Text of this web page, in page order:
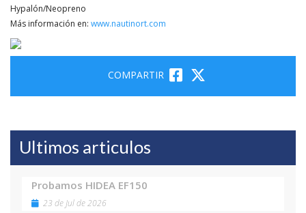
Hypalón/Neopreno
Más información en: www.nautinort.com
COMPARTIR
Ultimos articulos
Probamos HIDEA EF150
23 de Jul de 2026